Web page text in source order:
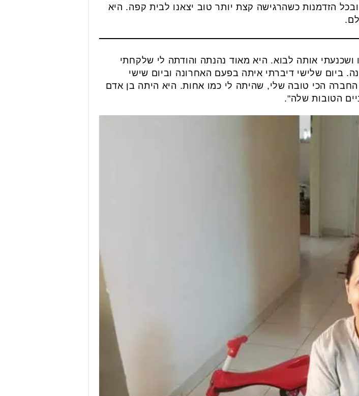
הזדמנות כשהרגישה קצת יותר טוב יצאנו לבית קפה. היא
ושכנעתי אותה לבוא. היא מאוד נהנתה והודתה לי שלקחתי
ביום שלישי דיברתי איתה בפעם האחרונה וביום שישי
הכי טובה שלי, שהיתה לי כמו אחות. היא היתה בן אדם
הטובות שלה".